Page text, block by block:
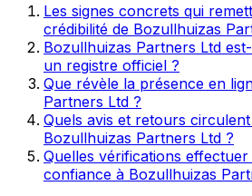
Les signes concrets qui
crédibilité de Bozullhuizas
Bozullhuizas Partners Ltd
un registre officiel ?
Que révèle la présence en
Partners Ltd ?
Quels avis et retours
Bozullhuizas Partners Ltd ?
Quelles vérifications
confiance à Bozullhuizas